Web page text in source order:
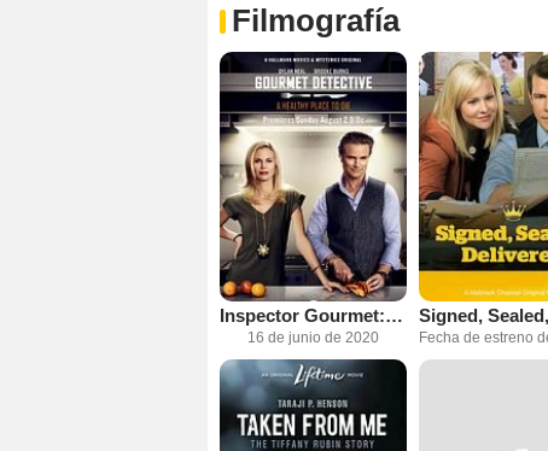
Filmografía
Inspector Gourmet: Un lugar sano para morir
16 de junio de 2020